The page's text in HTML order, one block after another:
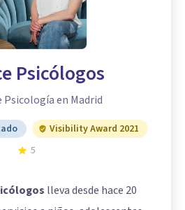
Psicólogos
Psicología en Madrid
Visibility Award 2021
5
lleva desde hace 20